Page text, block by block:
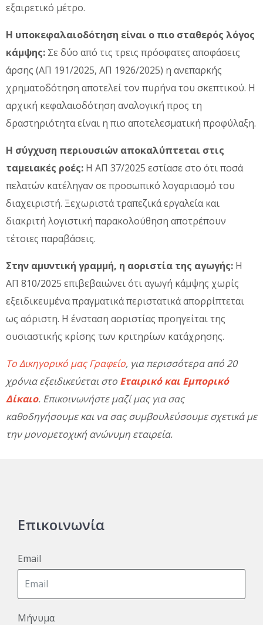
εξαιρετικό μέτρο.
Η υποκεφαλαιοδότηση είναι ο πιο σταθερός λόγος
κάμψης: Σε δύο από τις τρεις πρόσφατες αποφάσεις
άρσης (ΑΠ 191/2025, ΑΠ 1926/2025) η ανεπαρκής
χρηματοδότηση αποτελεί τον πυρήνα του σκεπτικού. Η
αρχική κεφαλαιοδότηση αναλογική προς τη
δραστηριότητα είναι η πιο αποτελεσματική προφύλαξη.
Η σύγχυση περιουσιών αποκαλύπτεται στις
ταμειακές ροές: Η ΑΠ 37/2025 εστίασε στο ότι ποσά
πελατών κατέληγαν σε προσωπικό λογαριασμό του
διαχειριστή. Ξεχωριστά τραπεζικά εργαλεία και
διακριτή λογιστική παρακολούθηση αποτρέπουν
τέτοιες παραβάσεις.
Στην αμυντική γραμμή, η αοριστία της αγωγής: Η
ΑΠ 810/2025 επιβεβαιώνει ότι αγωγή κάμψης χωρίς
εξειδικευμένα πραγματικά περιστατικά απορρίπτεται
ως αόριστη. Η ένσταση αοριστίας προηγείται της
ουσιαστικής κρίσης των κριτηρίων κατάχρησης.
Το Δικηγορικό μας Γραφείο, για περισσότερα από 20
χρόνια εξειδικεύεται στο Εταιρικό και Εμπορικό
Δίκαιο. Επικοινωνήστε μαζί μας για σας
καθοδηγήσουμε και να σας συμβουλεύσουμε σχετικά με
την μονομετοχική ανώνυμη εταιρεία.
Επικοινωνία
Email
Μήνυμα